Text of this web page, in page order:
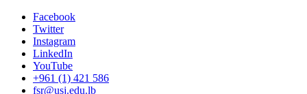
Facebook
Twitter
Instagram
LinkedIn
YouTube
+961 (1) 421 586
fsr@usj.edu.lb